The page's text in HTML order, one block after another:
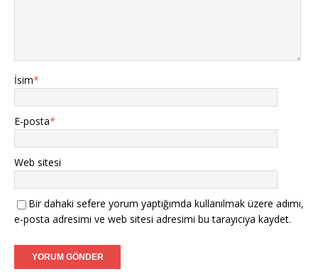
İsim*
E-posta*
Web sitesi
Bir dahaki sefere yorum yaptığımda kullanılmak üzere adımı,
e-posta adresimi ve web sitesi adresimi bu tarayıcıya kaydet.